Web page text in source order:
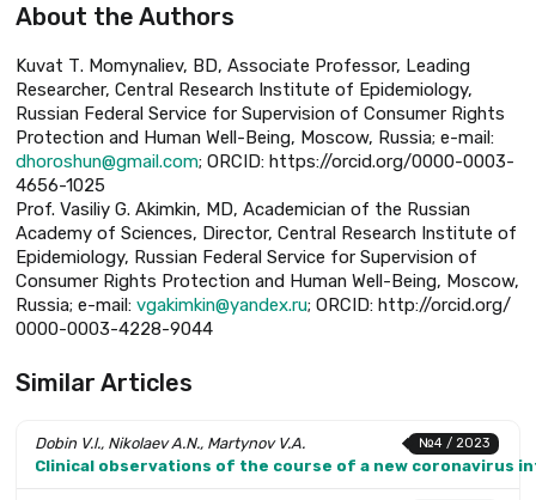
About the Authors
Kuvat Т. Momynaliev, ВD, Associate Professor, Leading
Researcher, Central Research Institute of Epidemiology,
Russian Federal Service for Supervision of Consumer Rights
Protection and Human Well-Being, Moscow, Russia; e-mail:
dhoroshun@gmail.com; ORCID: https://orcid.org/0000-0003-
4656-1025
Prof. Vasiliy G. Akimkin, MD, Аcademician of the Russian
Academy of Sciences, Director, Central Research Institute of
Epidemiology, Russian Federal Service for Supervision of
Consumer Rights Protection and Human Well-Being, Moscow,
Russia; e-mail: vgakimkin@yandex.ru; ОRCID: http://orcid.org/
0000-0003-4228-9044
Similar Articles
№4 / 2023
Dobin V.l., Nikolaev A.N., Martynov V.A.
Clinical observations of the course of a new